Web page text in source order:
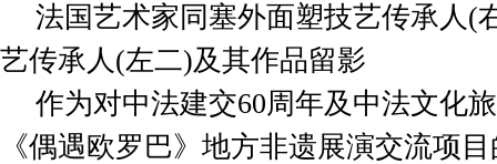
法国艺术家同塞外面塑技艺传承人(
艺传承人(左二)及其作品留影
作为对中法建交60周年及中法文化
《偶遇欧罗巴》地方非遗展演交流项